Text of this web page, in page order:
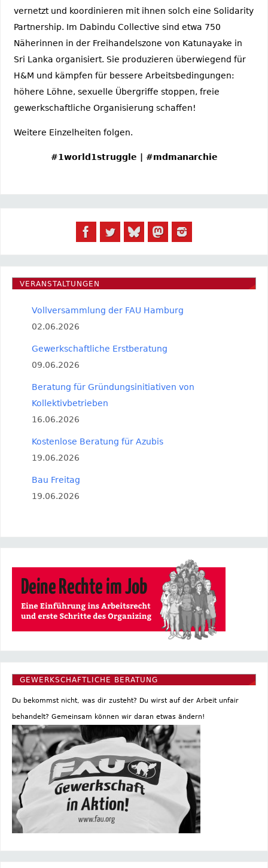
vernetzt und koordinieren mit ihnen solch eine Solidarity
Partnership. Im Dabindu Collective sind etwa 750
Näherinnen in der Freihandelszone von Katunayake in
Sri Lanka organisiert. Sie produzieren überwiegend für
H&M und kämpfen für bessere Arbeitsbedingungen:
höhere Löhne, sexuelle Übergriffe stoppen, freie
gewerkschaftliche Organisierung schaffen!
Weitere Einzelheiten folgen.
#1world1struggle | #mdmanarchie
VERANSTALTUNGEN
Vollversammlung der FAU Hamburg
02.06.2026
Gewerkschaftliche Erstberatung
09.06.2026
Beratung für Gründungsinitiativen von
Kollektivbetrieben
16.06.2026
Kostenlose Beratung für Azubis
19.06.2026
Bau Freitag
19.06.2026
GEWERKSCHAFTLICHE BERATUNG
Du bekommst nicht, was dir zusteht? Du wirst auf der Arbeit unfair
behandelt? Gemeinsam können wir daran etwas ändern!